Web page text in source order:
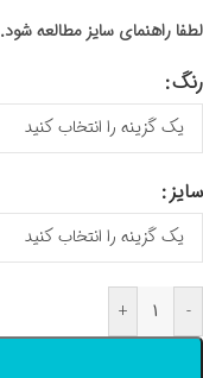
لطفا راهنمای سایز مطالعه شود.
رنگ
سایز
-
+